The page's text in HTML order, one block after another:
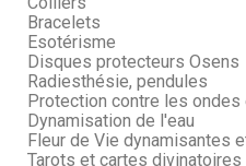
Bracelets
Esotérisme
Disques protecteurs Osens
Radiesthésie, pendules
Protection contre les
Dynamisation de l'eau
Fleur de Vie dynamisantes
Tarots et cartes divinatoires